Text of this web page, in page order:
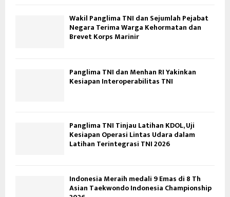
Wakil Panglima TNI dan Sejumlah Pejabat
Negara Terima Warga Kehormatan dan
Brevet Korps Marinir
Panglima TNI dan Menhan RI Yakinkan
Kesiapan Interoperabilitas TNI
Panglima TNI Tinjau Latihan KDOL, Uji
Kesiapan Operasi Lintas Udara dalam
Latihan Terintegrasi TNI 2026
Indonesia Meraih medali 9 Emas di 8 Th
Asian Taekwondo Indonesia Championship